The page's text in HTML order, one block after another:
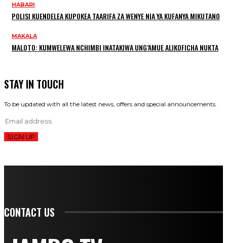
HABARI
POLISI KUENDELEA KUPOKEA TAARIFA ZA WENYE NIA YA KUFANYA MIKUTANO
MAKALA
MALOTO: KUMWELEWA NCHIMBI INATAKIWA UNG’AMUE ALIKOFICHA NUKTA
STAY IN TOUCH
To be updated with all the latest news, offers and special announcements.
SIGN UP
CONTACT US